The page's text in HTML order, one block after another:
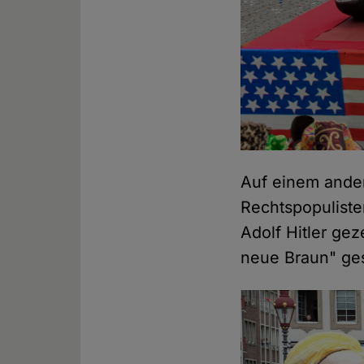
Auf einem
Adolf Hitler
neue Braun"